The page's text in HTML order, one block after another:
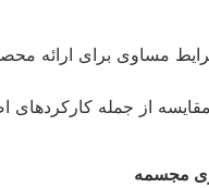
مساوی برای ارائه
از جمله کارکردهای
مجسمه